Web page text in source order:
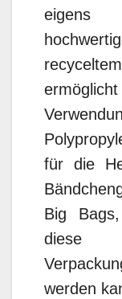
eigens
für die
Big
werden